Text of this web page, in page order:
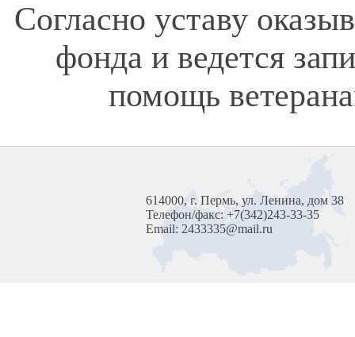
Согласно уставу
фонда и ведется
помощь
614000, г. Пермь, ул. Ленина, дом 38
Телефон/факс: +7(342)243-33-35
Email: 2433335@mail.ru